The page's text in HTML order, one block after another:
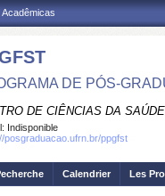
DE PÓS-
DE CIÊNCIAS DA SAÚDE
Indisponible
posgraduacao.ufrn.br/ppgfst
Calendrier Les